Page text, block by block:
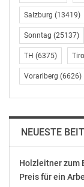
entweder ganz
geeigneten
umzusteigen.
Vor allem im
Informationen
weitere
relevante
Salzburg (13419)
Sonntag (25137)
TH (6375) Tirol
Vorarlberg (6626)
NEUESTE
Holzleitner zum
Preis für ein